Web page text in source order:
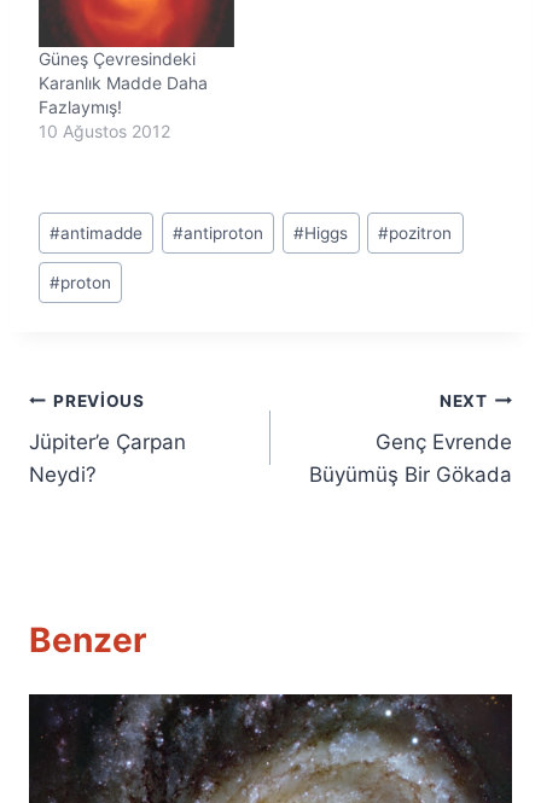
Güneş Çevresindeki
Karanlık Madde Daha
Fazlaymış!
10 Ağustos 2012
Post
Tags:
#antimadde #antiproton #Higgs #pozitron
#proton
Yazı
gezinmesi
PREVIOUS
Jüpiter’e Çarpan
Neydi?
NEXT
Genç Evrende
Büyümüş Bir Gökada
Benzer